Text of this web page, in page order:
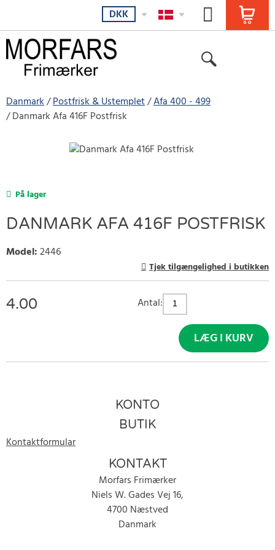
DKK
Danmark Postfrisk & Ustemplet Afa 400 - 499
Danmark Afa 416F Postfrisk
På lager
DANMARK AFA 416F POSTFRISK
Model:2446
Tjek tilgængelighed i butikken
4.00 Antal:
LÆG I KURV
KONTO
BUTIK
Kontaktformular
KONTAKT
Morfars Frimærker
Niels W. Gades Vej 16,
4700 Næstved
Danmark